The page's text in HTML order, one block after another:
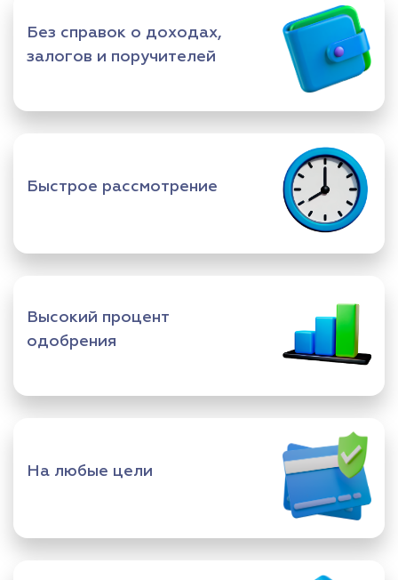
Без справок о доходах,
залогов и поручителей
Быстрое рассмотрение
Высокий процент
одобрения
На любые цели